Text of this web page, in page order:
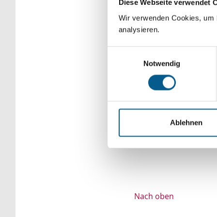
Diese Webseite verwendet
Wir verwenden Cookies,
analysieren.
Notwendig
Ablehnen
Bitte Suchbegriff
verfeinert werden.
Nach oben